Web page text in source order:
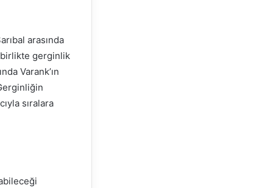
arasında
birlikte gerginlik
Varank’ın
sıralara